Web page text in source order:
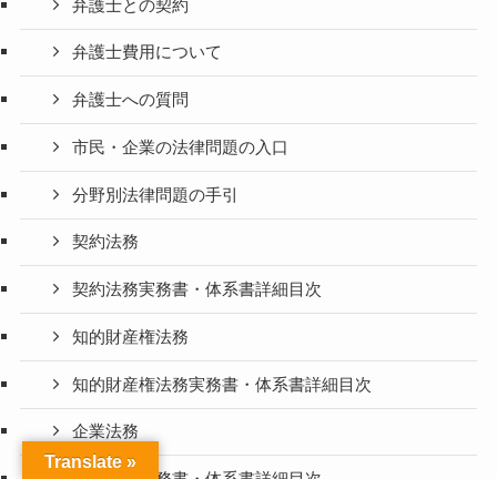
弁護士との契約
弁護士費用について
弁護士への質問
市民・企業の法律問題の入口
分野別法律問題の手引
契約法務
契約法務実務書・体系書詳細目次
知的財産権法務
知的財産権法務実務書・体系書詳細目次
企業法務
Translate »